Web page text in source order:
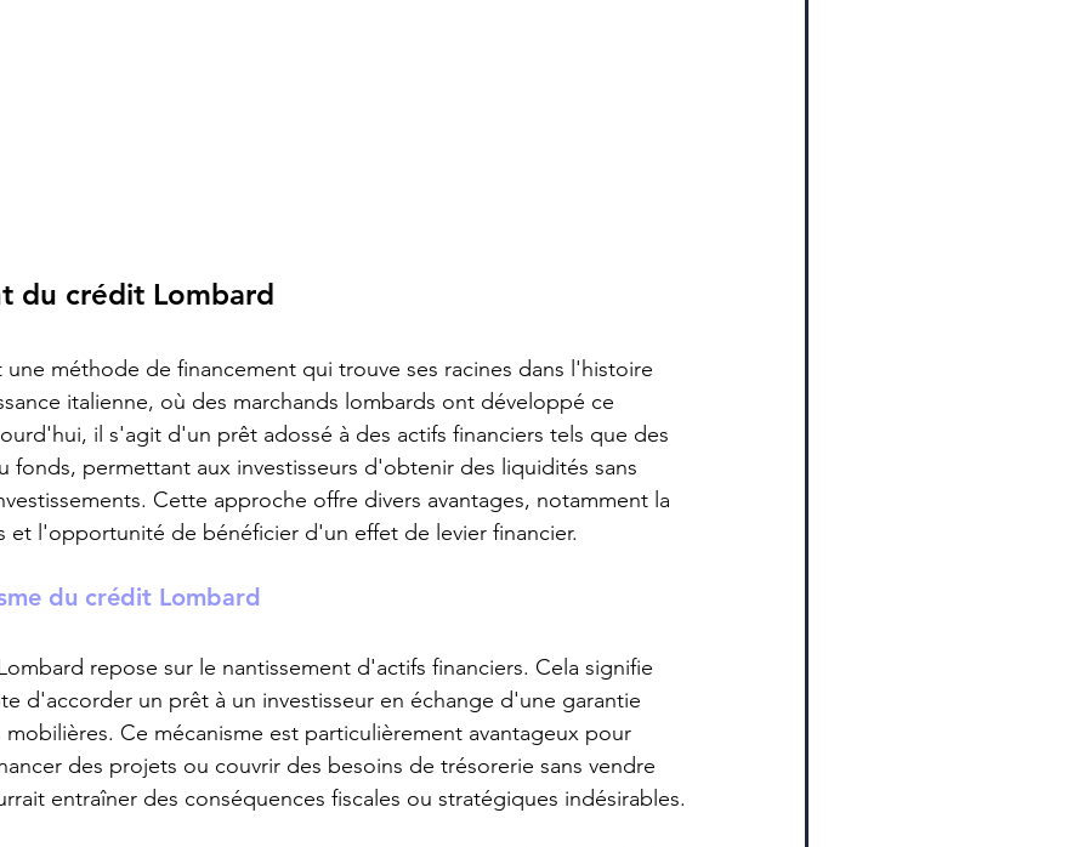
du crédit Lombard
méthode de financement qui trouve ses racines dans l'histoire
italienne, où des marchands lombards ont développé ce
il s'agit d'un prêt adossé à des actifs financiers tels que des
fonds, permettant aux investisseurs d'obtenir des liquidités sans
Cette approche offre divers avantages, notamment la
et l'opportunité de bénéficier d'un effet de levier financier.
du crédit Lombard
repose sur le nantissement d'actifs financiers. Cela signifie
d'accorder un prêt à un investisseur en échange d'une garantie
Ce mécanisme est particulièrement avantageux pour
des projets ou couvrir des besoins de trésorerie sans vendre
entraîner des conséquences fiscales ou stratégiques indésirables.